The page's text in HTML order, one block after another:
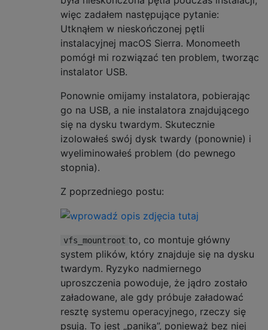
więc zadałem następujące pytanie:
Utknąłem w nieskończonej pętli
instalacyjnej macOS Sierra. Monomeeth
pomógł mi rozwiązać ten problem, tworząc
instalator USB.
Ponownie omijamy instalatora, pobierając
go na USB, a nie instalatora znajdującego
się na dysku twardym. Skutecznie
izolowałeś swój dysk twardy (ponownie) i
wyeliminowałeś problem (do pewnego
stopnia).
Z poprzedniego postu:
vfs_mountroot to, co montuje główny
system plików, który znajduje się na dysku
twardym. Ryzyko nadmiernego
uproszczenia powoduje, że jądro zostało
załadowane, ale gdy próbuje załadować
resztę systemu operacyjnego, rzeczy się
psują. To jest „panika”, ponieważ bez niej